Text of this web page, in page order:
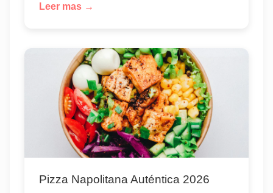
Leer mas →
Pizza Napolitana Auténtica 2026